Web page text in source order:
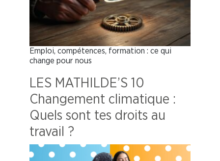
Emploi, compétences, formation : ce qui
change pour nous
LES MATHILDE’S 10
Changement climatique :
Quels sont tes droits au
travail ?